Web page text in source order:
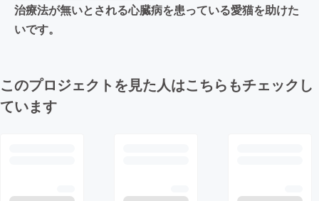
治療法が無いとされる心臓病を患っている愛猫を助けた
いです。
このプロジェクトを見た人はこちらもチェックし
ています